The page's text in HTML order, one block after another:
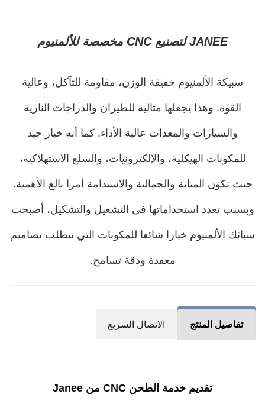
JANEE لتصنيع CNC مخصصة للألمنيوم
الألمنيوم خفيفة الوزن، مقاومة للتآكل، وعالية
وهذا يجعلها مثالية للطيران والدراجات النارية
والمعدات عالية الأداء. كما أنه خيار جيد
الهيكلية، والإلكترونيات، والسلع الاستهلاكية،
المتانة والجمالية والاستدامة أمرا بالغ الأهمية.
تعدد استخداماتها في التشغيل والتشكيل، أصبحت
الألمنيوم خيارا شائعا للمكونات التي تتطلب تصاميم
معقدة ودقة تسامح.
المنتج الاتصال السريع
تقديم خدمة الطحن CNC من Janee